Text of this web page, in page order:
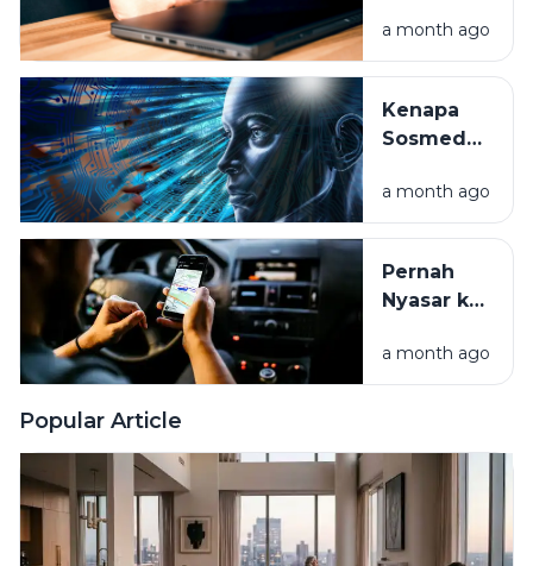
Ini Cara
Rawat
Laptop
Anda
a month ago
Kenapa
Sosmed
yang Kita
Mau? Intip
Algoritma
a month ago
Pernah
Nyasar ke
Ini Tips
Pakai
Benar
a month ago
Popular Article